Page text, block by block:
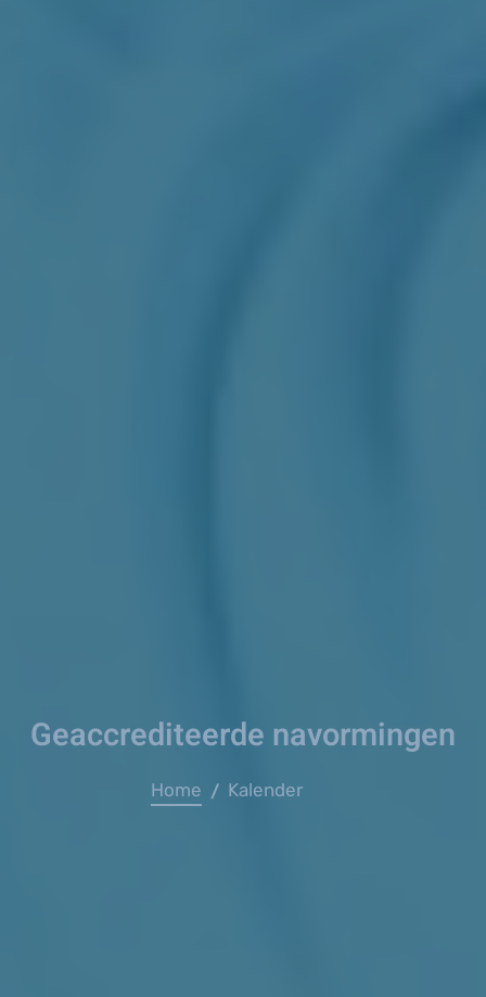
Geaccrediteerde navormingen
Home / Kalender